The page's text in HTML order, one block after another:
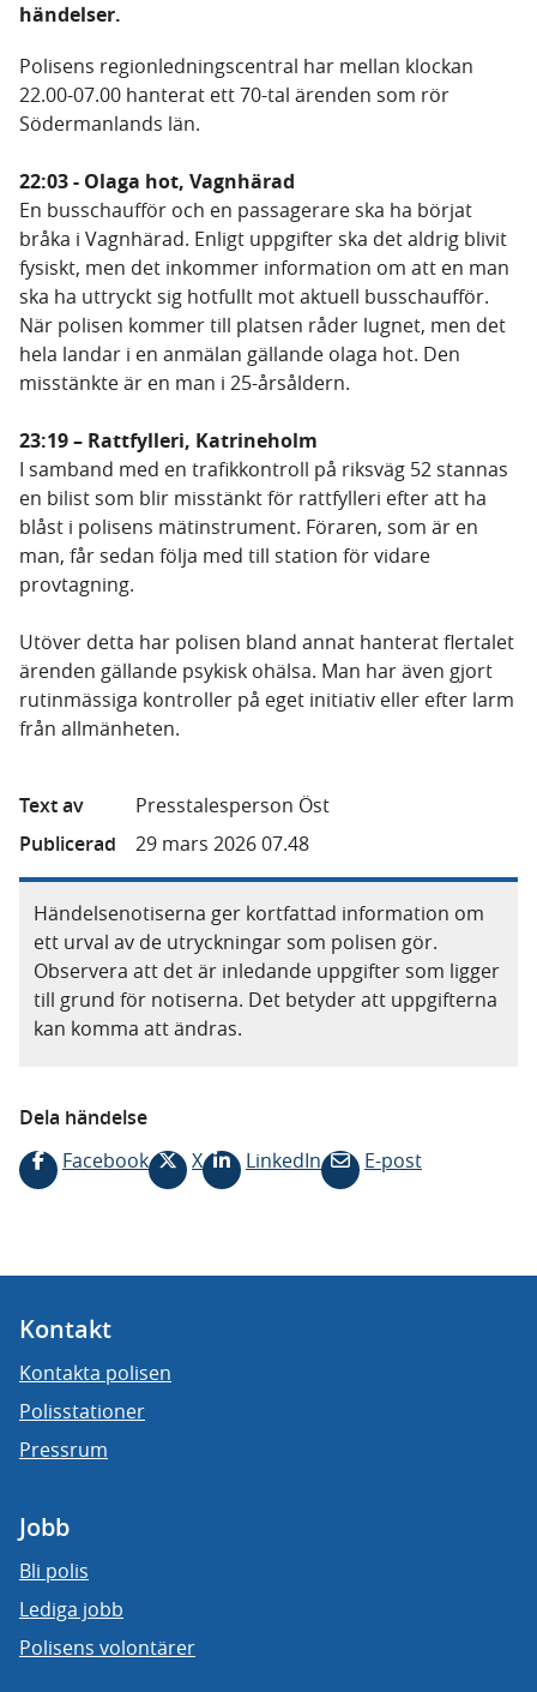
händelser.
Polisens regionledningscentral har mellan klockan
22.00-07.00 hanterat ett 70-tal ärenden som rör
Södermanlands län.
22:03 - Olaga hot, Vagnhärad
En busschaufför och en passagerare ska ha börjat
bråka i Vagnhärad. Enligt uppgifter ska det aldrig blivit
fysiskt, men det inkommer information om att en man
ska ha uttryckt sig hotfullt mot aktuell busschaufför.
När polisen kommer till platsen råder lugnet, men det
hela landar i en anmälan gällande olaga hot. Den
misstänkte är en man i 25-årsåldern.
23:19 – Rattfylleri, Katrineholm
I samband med en trafikkontroll på riksväg 52 stannas
en bilist som blir misstänkt för rattfylleri efter att ha
blåst i polisens mätinstrument. Föraren, som är en
man, får sedan följa med till station för vidare
provtagning.
Utöver detta har polisen bland annat hanterat flertalet
ärenden gällande psykisk ohälsa. Man har även gjort
rutinmässiga kontroller på eget initiativ eller efter larm
från allmänheten.
Text av
Presstalesperson Öst
Publicerad
29 mars 2026 07.48
Händelsenotiserna ger kortfattad information om
ett urval av de utryckningar som polisen gör.
Observera att det är inledande uppgifter som ligger
till grund för notiserna. Det betyder att uppgifterna
kan komma att ändras.
Dela händelse
Facebook
X LinkedIn E-post
Kontakt
Kontakta polisen
Polisstationer
Pressrum
Jobb
Bli polis
Lediga jobb
Polisens volontärer